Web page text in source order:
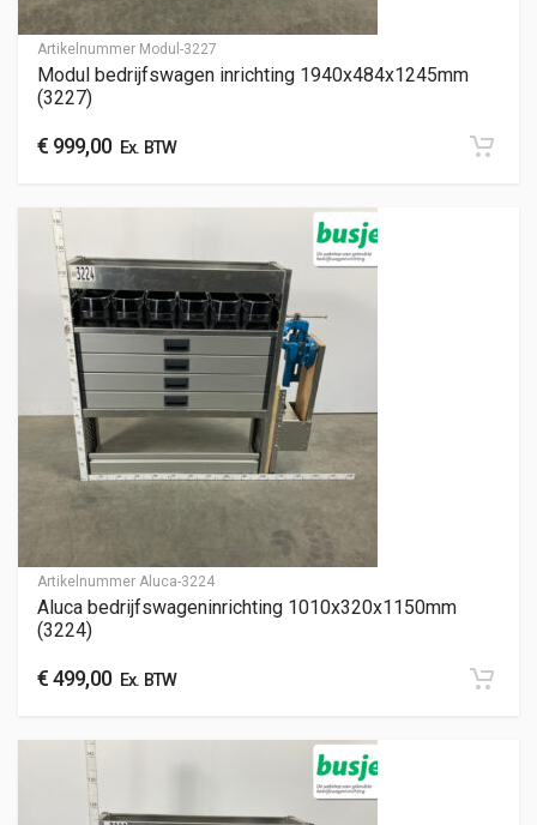
Artikelnummer Modul-3227
Modul bedrijfswagen inrichting 1940x484x1245mm
(3227)
€ 999,00Ex. BTW
Artikelnummer Aluca-3224
Aluca bedrijfswageninrichting 1010x320x1150mm
(3224)
€499,00Ex. BTW